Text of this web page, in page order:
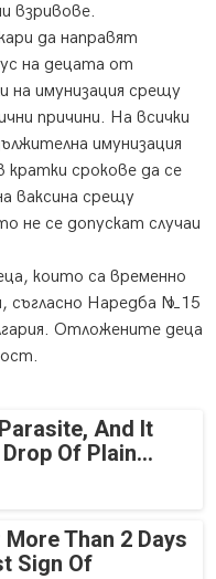
взривове.
да направят
на децата от
на имунизация срещу
причини. На всички
имунизация
кратки срокове да се
ваксина срещу
не се допускат случаи
които са временно
съгласно Наредба №15
Отложените деца
And It
Of Plain...
Than 2 Days
Sign Of